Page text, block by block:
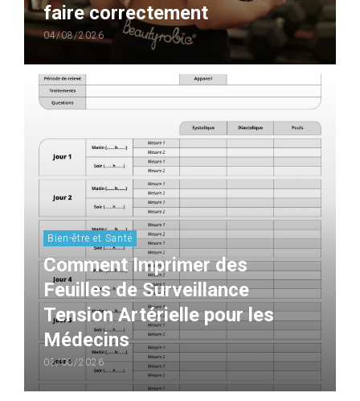
faire correctement
04/08/2026
Bien-être et Santé
Comment Imprimer des
Feuilles de Surveillance
Tension Artérielle pour les
Médecins
03/08/2026